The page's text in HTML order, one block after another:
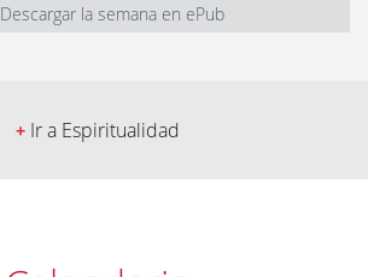
Descargar la semana en ePub
+ Ir a Espiritualidad